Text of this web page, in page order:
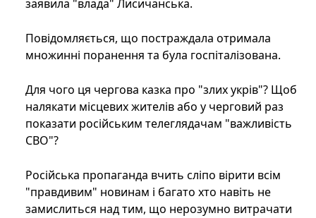
заявила "влада" Лисичанська.
Повідомляється, що постраждала отримала
множинні поранення та була госпіталізована.
Для чого ця чергова казка про "злих укрів"? Щоб
налякати місцевих жителів або у черговий раз
показати російським телеглядачам "важливість
СВО"?
Російська пропаганда вчить сліпо вірити всім
"правдивим" новинам і багато хто навіть не
замислиться над тим, що нерозумно витрачати